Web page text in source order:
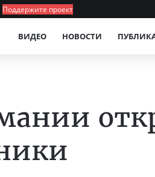
Поддержите проект
ВИДЕО НОВОСТИ